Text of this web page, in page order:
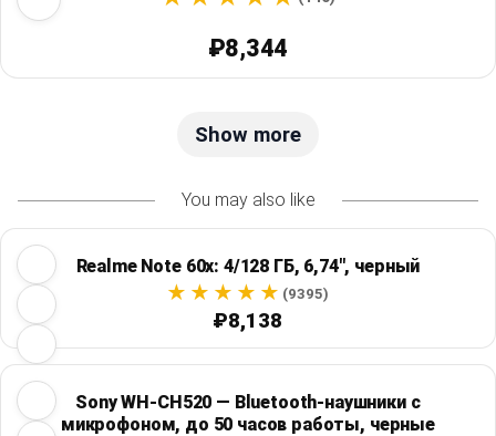
₽8,344
Show more
You may also like
Realme Note 60x: 4/128 ГБ, 6,74", черный
(9395)
₽8,138
Sony WH-CH520 — Bluetooth-наушники с
микрофоном, до 50 часов работы, черные